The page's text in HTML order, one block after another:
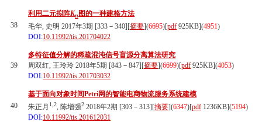
38
利用二元拟阵Kn 图的一种建格方法
毛华, 史明 2017年3期 [333－340][摘要](6695)[pdf 925KB](4951)
DOI:10.11992/tis.201704022
39
多特征值分解的稀疏混沌信号盲源分离算法研究
周双红, 王玲玲 2018年5期 [843－847][摘要](6699)[pdf 925KB](4053)
DOI:10.11992/tis.201703032
40
基于面向对象时间Petri网的智能电商物流服务系统建模
朱正月 1,2, 陈增强2 2018年2期 [303－313][摘要](6347)[pdf 1236KB](5194)
DOI:10.11992/tis.201612031